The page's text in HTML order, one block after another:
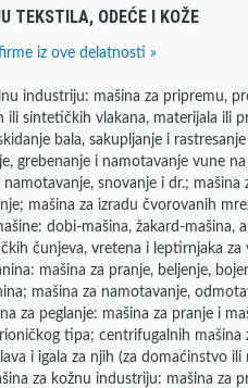
TEKSTILA, ODEĆE I KOŽE
iz ove delatnosti »
industriju: mašina za pripremu,
ili sintetičkih vlakana, materijala ili
bala, sakupljanje i
grebenanje i namotavanje vune
snovanje i dr.; mašina
mašina za izradu čvorovanih
dobi-mašina, žakard-mašina,
čunjeva, vretena i leptirnjaka za
mašina za pranje, beljenje,
mašina za namotavanje,
za peglanje: mašina za pranje i
tipa; centrifugalnih mašina
i igala za njih (za domaćinstvo ili
za kožnu industriju: mašina za